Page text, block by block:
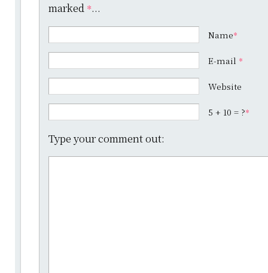
marked *...
Name*
E-mail *
Website
5 + 10 = ?*
Type your comment out: